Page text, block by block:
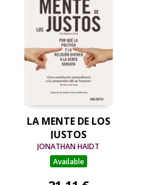
LA MENTE DE LOS
JUSTOS
JONATHAN HAIDT
Available